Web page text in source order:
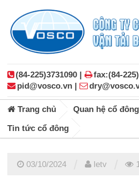
(84-225)3731090 |
fax:(84-
pid@vosco.vn |
Trang chủ Quan hệ cổ đông
Tin tức cổ đông
03/10/2024 letv